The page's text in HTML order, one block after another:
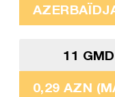
11
0,29 AZN